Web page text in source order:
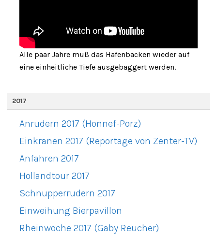
Alle paar Jahre muß das Hafenbacken wieder auf
eine einheitliche Tiefe ausgebaggert werden.
2017
Anrudern 2017 (Honnef-Porz)
Einkranen 2017 (Reportage von Zenter-TV)
Anfahren 2017
Hollandtour 2017
Schnupperrudern 2017
Einweihung Bierpavillon
Rheinwoche 2017 (Gaby Reucher)